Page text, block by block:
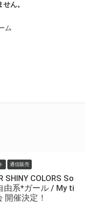
ん。
ム
通信販売
SHINY COLORS So
由系*ガール / My ti
開催決定！